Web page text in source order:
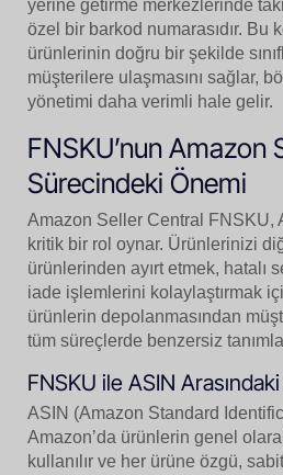
yerine getirme merkezlerinde
özel bir barkod numarasıdır. Bu
ürünlerinin doğru bir şekilde
müşterilere ulaşmasını sağlar,
yönetimi daha verimli hale gelir.
FNSKU’nun Amazon
Sürecindeki Önemi
Amazon Seller Central FNSKU,
kritik bir rol oynar. Ürünlerinizi
ürünlerinden ayırt etmek, hatalı
iade işlemlerini kolaylaştırmak
ürünlerin depolanmasından
tüm süreçlerde benzersiz
FNSKU ile ASIN
ASIN (Amazon Standard
Amazon’da ürünlerin genel
kullanılır ve her ürüne özgü,